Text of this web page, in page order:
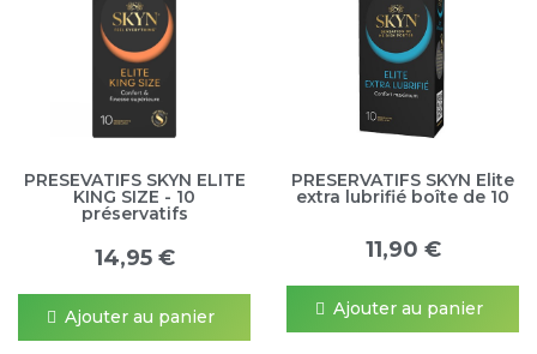
PRESEVATIFS SKYN ELITE
KING SIZE - 10
préservatifs
14,95 €
Ajouter au panier
PRESERVATIFS SKYN Elite
extra lubrifié boîte de 10
11,90 €
Ajouter au panier